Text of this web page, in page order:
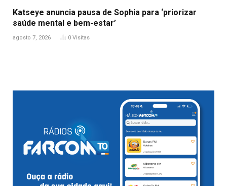
Katseye anuncia pausa de Sophia para ‘priorizar
saúde mental e bem-estar’
agosto 7, 2026 0 Visitas